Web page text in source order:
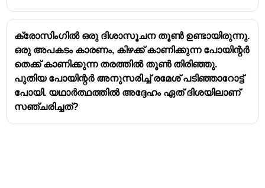
ക്രോസിംഗിൽ ഒരു ദിശാസൂചന തൂൺ ഉണ്ടായിരുന്നു.
ഒരു അപകടം കാരണം, കിഴക്ക് കാണിക്കുന്ന പോയിന്റർ
തെക്ക് കാണിക്കുന്ന തരത്തിൽ തൂൺ തിരിഞ്ഞു.
പുതിയ പോയിന്റർ അനുസരിച്ച് രമേശ് പടിഞ്ഞാറോട്ട്
പോയി. യഥാർത്ഥത്തിൽ അദ്ദേഹം ഏത് ദിശയിലാണ്
സഞ്ചരിച്ചത്?